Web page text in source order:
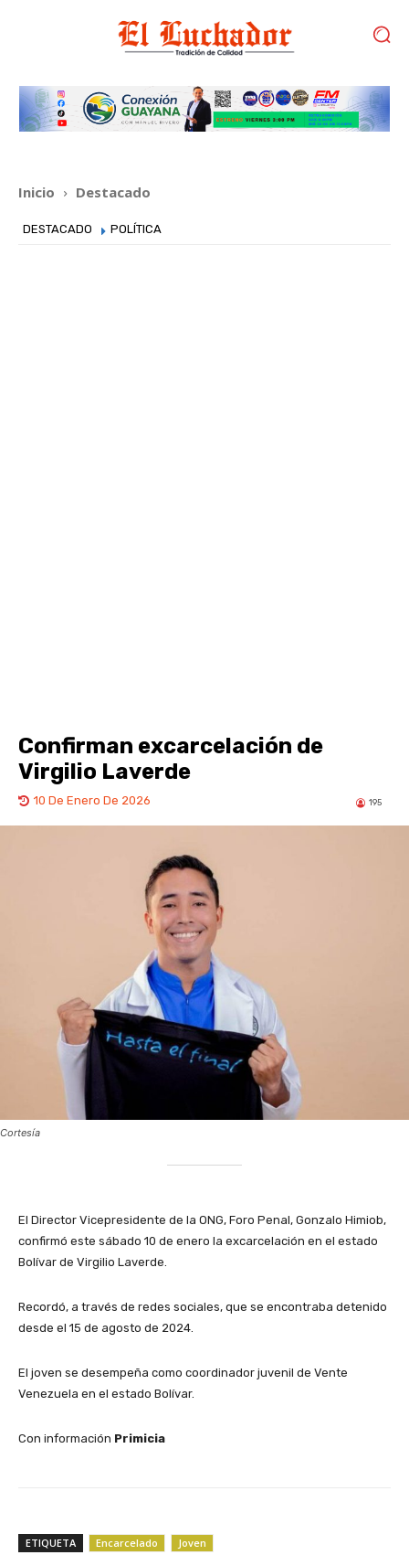
Inicio Destacado
DESTACADO POLÍTICA
Confirman excarcelación de
Virgilio Laverde
10 De Enero De 2026 195
Cortesía
El Director Vicepresidente de la ONG, Foro Penal, Gonzalo Himiob,
confirmó este sábado 10 de enero la excarcelación en el estado
Bolívar de Virgilio Laverde.
Recordó, a través de redes sociales, que se encontraba detenido
desde el 15 de agosto de 2024.
El joven se desempeña como coordinador juvenil de Vente
Venezuela en el estado Bolívar.
Con información Primicia
ETIQUETA Encarcelado Joven